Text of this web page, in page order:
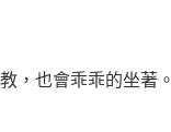
，也會乖乖的坐著。